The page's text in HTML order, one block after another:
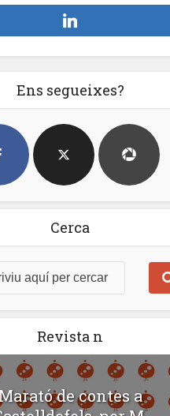
Ens segueixes?
Cerca
Revista n
de contes a